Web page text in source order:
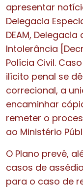
apresentar
Delegacia
DEAM,
Intolerância
Polícia Civil.
ilícito penal se
correcional, a
encaminhar
remeter o
ao Ministério
O Plano prevê,
casos de
para o caso de